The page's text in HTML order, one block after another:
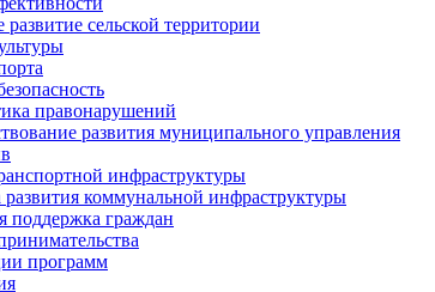
развитие сельской территории
правонарушений
развития муниципального управления
инфраструктуры
коммунальной инфраструктуры
поддержка граждан
программ